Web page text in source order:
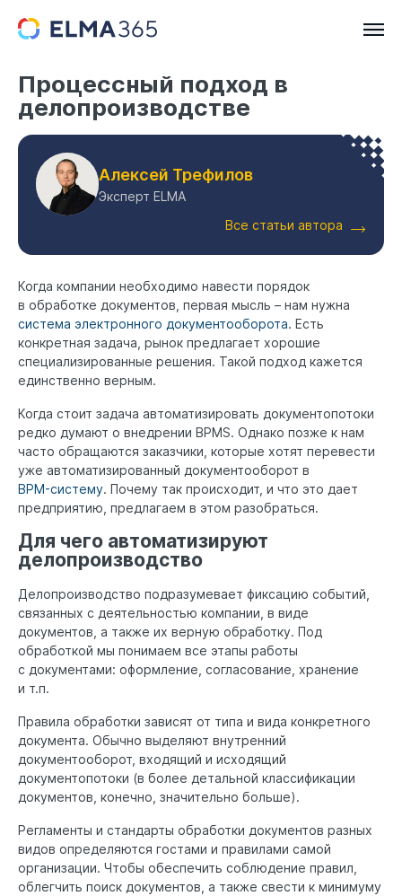
Процессный подход в
делопроизводстве
Алексей Трефилов
Эксперт ELMA
Все статьи автора
Когда компании необходимо навести порядок
в обработке документов, первая мысль – нам нужна
система электронного документооборота. Есть
конкретная задача, рынок предлагает хорошие
специализированные решения. Такой подход кажется
единственно верным.
Когда стоит задача автоматизировать документопотоки
редко думают о внедрении BPMS. Однако позже к нам
часто обращаются заказчики, которые хотят перевести
уже автоматизированный документооборот в
BPM-систему. Почему так происходит, и что это дает
предприятию, предлагаем в этом разобраться.
Для чего автоматизируют
делопроизводство
Делопроизводство подразумевает фиксацию событий,
связанных с деятельностью компании, в виде
документов, а также их верную обработку. Под
обработкой мы понимаем все этапы работы
с документами: оформление, согласование, хранение
и т.п.
Правила обработки зависят от типа и вида конкретного
документа. Обычно выделяют внутренний
документооборот, входящий и исходящий
документопотоки (в более детальной классификации
документов, конечно, значительно больше).
Регламенты и стандарты обработки документов разных
видов определяются гостами и правилами самой
организации. Чтобы обеспечить соблюдение правил,
облегчить поиск документов, а также свести к минимуму